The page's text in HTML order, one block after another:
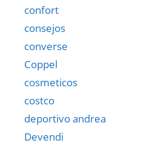
confort
consejos
converse
Coppel
cosmeticos
costco
deportivo andrea
Devendi